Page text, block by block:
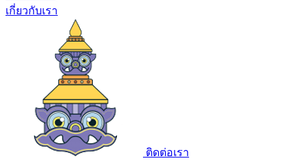
เกี่ยวกับเรา
ติดต่อเรา